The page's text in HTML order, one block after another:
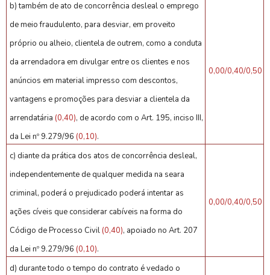
b) também de ato de concorrência desleal o emprego
de meio fraudulento, para desviar, em proveito
próprio ou alheio, clientela de outrem, como a conduta
da arrendadora em divulgar entre os clientes e nos
anúncios em material impresso com descontos,
vantagens e promoções para desviar a clientela da
arrendatária (0,40), de acordo com o Art. 195, inciso III,
da Lei nº 9.279/96 (0,10).
0,00/0,40/0,50
c) diante da prática dos atos de concorrência desleal,
independentemente de qualquer medida na seara
criminal, poderá o prejudicado poderá intentar as
ações cíveis que considerar cabíveis na forma do
Código de Processo Civil(0,40), apoiado no Art. 207
da Lei nº 9.279/96 (0,10).
0,00/0,40/0,50
d) durante todo o tempo do contrato é vedado o